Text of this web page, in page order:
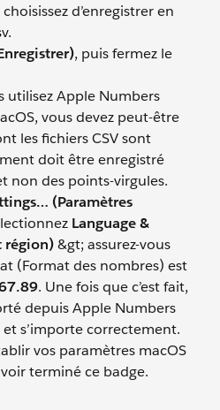
d’enregistrer en
, puis fermez le
utilisez Apple Numbers
vous devez peut-être
les fichiers CSV sont
doit être enregistré
non des points-virgules.
(Paramètres
Language &
région)&gt; assurez-vous
(Format des nombres) est
. Une fois que c’est fait,
depuis Apple Numbers
s’importe correctement.
vos paramètres macOS
terminé ce badge.